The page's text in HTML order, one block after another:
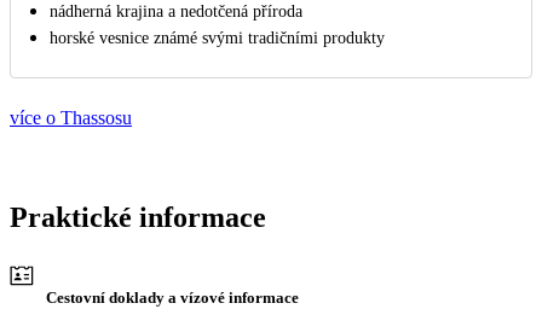
nádherná krajina a nedotčená příroda
horské vesnice známé svými tradičními produkty
více o Thassosu
Praktické informace
Cestovní doklady a vízové informace